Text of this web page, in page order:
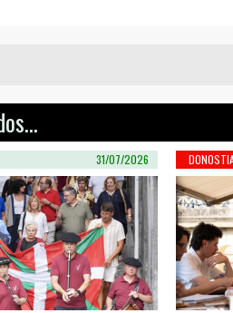
31/07/2026